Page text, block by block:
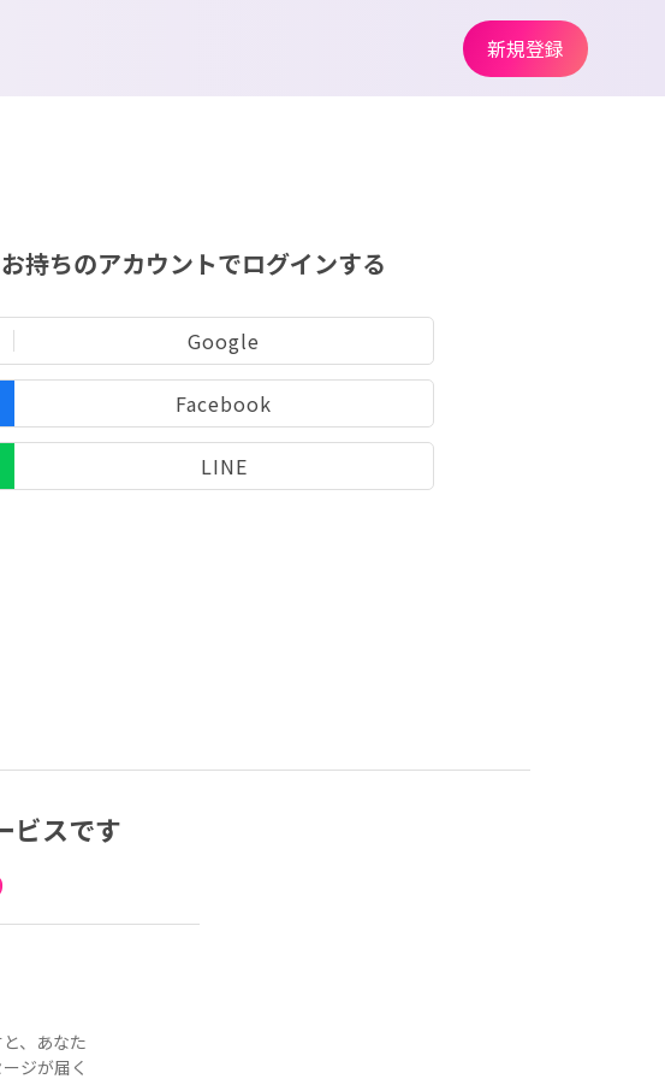
お持ちのアカウントでログインする
Google
Facebook
LINE
ビスです
、あなた
ジが届く
新規登録